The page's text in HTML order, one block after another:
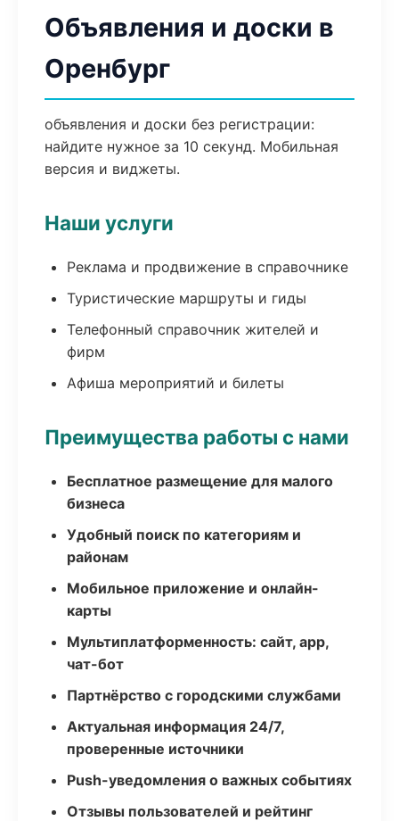
Объявления и доски в
Оренбург
объявления и доски без регистрации:
найдите нужное за 10 секунд. Мобильная
версия и виджеты.
Наши услуги
Реклама и продвижение в справочнике
Туристические маршруты и гиды
Телефонный справочник жителей и
фирм
Афиша мероприятий и билеты
Преимущества работы с нами
Бесплатное размещение для малого
бизнеса
Удобный поиск по категориям и
районам
Мобильное приложение и онлайн-
карты
Мультиплатформенность: сайт, app,
чат-бот
Партнёрство с городскими службами
Актуальная информация 24/7,
проверенные источники
Push-уведомления о важных событиях
Отзывы пользователей и рейтинг